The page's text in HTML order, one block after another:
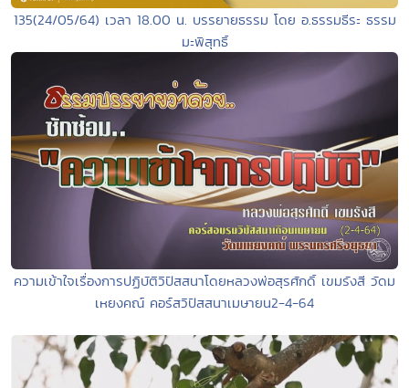
135(24/05/64) เวลา 18.00 น. บรรยายธรรม โดย อ.ธรรมธีระ ธรรม
มะพิสุทธิ์
ความเข้าใจเรื่องการปฏิบัติวิปัสสนาโดยหลวงพ่อสุรศักดิ์ เขมรังสี วัดม
เหยงคณ์ คอร์สวิปัสสนาเมษายน2-4-64